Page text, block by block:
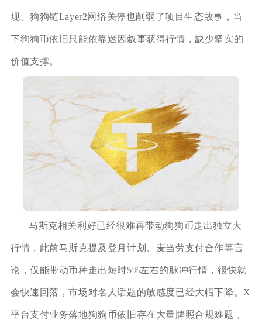
现。狗狗链Layer2网络关停也削弱了项目生态故事，当
下狗狗币依旧只能依靠迷因叙事获得行情，缺少坚实的
价值支撑。
马斯克相关利好已经很难再带动狗狗币走出独立大
行情，此前马斯克提及登月计划、麦当劳支付合作等言
论，仅能带动币种走出短时5%左右的脉冲行情，很快就
会快速回落，市场对名人话题的敏感度已经大幅下降。X
平台支付业务落地狗狗币依旧存在大量牌照合规难题，